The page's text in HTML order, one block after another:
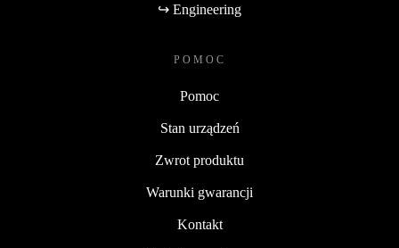
↪ Engineering
POMOC
Pomoc
Stan urządzeń
Zwrot produktu
Warunki gwarancji
Kontakt